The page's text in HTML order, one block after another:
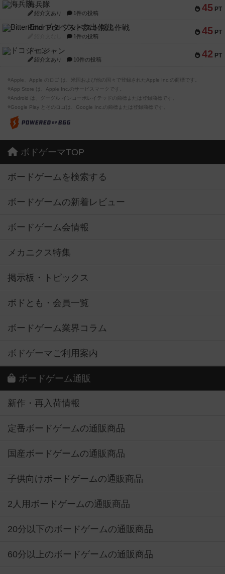
45 PT
海兵隊
紹介文あり 1件の投稿
45 PT
Bitter End ブタペスト救出作戦
1件の投稿
42 PT
ドコジャン
紹介文あり 10件の投稿
※Apple、Apple のロゴ は、米国および他の国々で登録されたApple Inc.の商標です。
※App Store は、Apple Inc.のサービスマークです。
※Android は、グーグル インコーポレイテッドの商標または登録商標です。
※Google Play とそのロゴは、Google Inc.の商標または登録商標です。
ボドゲーマTOP
ボードゲームを検索する
ボードゲームの新着レビュー
ボードゲーム会情報
メカニクス特集
掲示板・トピックス
ボドとも・会員一覧
ボードゲーム業界コラム
ボドゲーマご利用案内
ボードゲーム通販
新作・再入荷情報
定番ボードゲームの通販商品
国産ボードゲームの通販商品
子供向けボードゲームの通販商品
2人用ボードゲームの通販商品
20分以下のボードゲームの通販商品
60分以上のボードゲームの通販商品